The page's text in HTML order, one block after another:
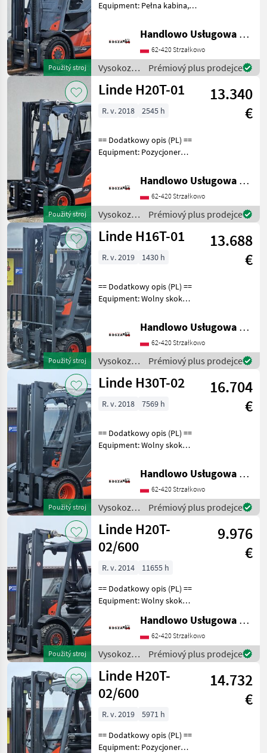
Použitý stroj
Equipment: Pełna kabina,
Ogrzewanie Additional info:
Stan: Bardzo dobry,
Możliwość UDT Palivo: plyn,
typ s
Handlowo Usługowa Alanex Alan Roszak
62-420 Strzałkowo
Vysokozdvižné
vozíky a
skladová
Linde
Prémiový plus prodejce
Použitý stroj
Linde H20T-01
13.340
€
R. v. 2018 2545 h
== Dodatkowy opis (PL) ==
Equipment: Pozycjoner
Ogrzewanie Additional info:
Stan: Bardzo dobry,
Możliwość UDT Palivo: plyn,
typ stožiara:
Handlowo Usługowa Alanex Alan Roszak
62-420 Strzałkowo
Vysokozdvižné
vozíky a
skladová
Linde
Prémiový plus prodejce
Použitý stroj
Linde H16T-01
13.688
€
R. v. 2019 1430 h
== Dodatkowy opis (PL) ==
Equipment: Wolny skok
Półkabina Additional info:
Stan: Bardzo dobry,
Możliwość UDT Palivo: plyn,
typ stožiara:
Handlowo Usługowa Alanex Alan Roszak
62-420 Strzałkowo
Vysokozdvižné
vozíky a
skladová
Linde
Prémiový plus prodejce
Použitý stroj
Linde H30T-02
16.704
€
R. v. 2018 7569 h
== Dodatkowy opis (PL) ==
Equipment: Wolny skok
Ogrzewanie Additional info:
Stan: Bardzo dobry,
Możliwość UDT P
Handlowo Usługowa Alanex Alan Roszak
62-420 Strzałkowo
Vysokozdvižné
vozíky a
skladová
technika /
Linde
Prémiový plus prodejce
Použitý stroj
Linde H20T-
02/600
9.976
€
R. v. 2014
11655 h
== Dodatkowy opis (PL) ==
Equipment: Wolny skok
info: Stan: Bardzo dobry,
Możliwość UDT Palivo: plyn,
typ stožiara: Trojitý Vysoko
Handlowo Usługowa Alanex Alan Roszak
62-420 Strzałkowo
Vysokozdvižné
vozíky a
skladová
technika /
Linde
Prémiový plus prodejce
Linde H20T-
02/600
14.732
€
R. v. 2019
5971 h
== Dodatkowy opis (PL) ==
Equipment: Pozycjoner